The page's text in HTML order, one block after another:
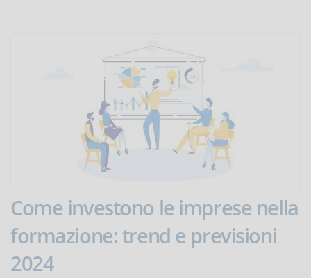
Come investono le imprese nella
formazione: trend e previsioni
2024